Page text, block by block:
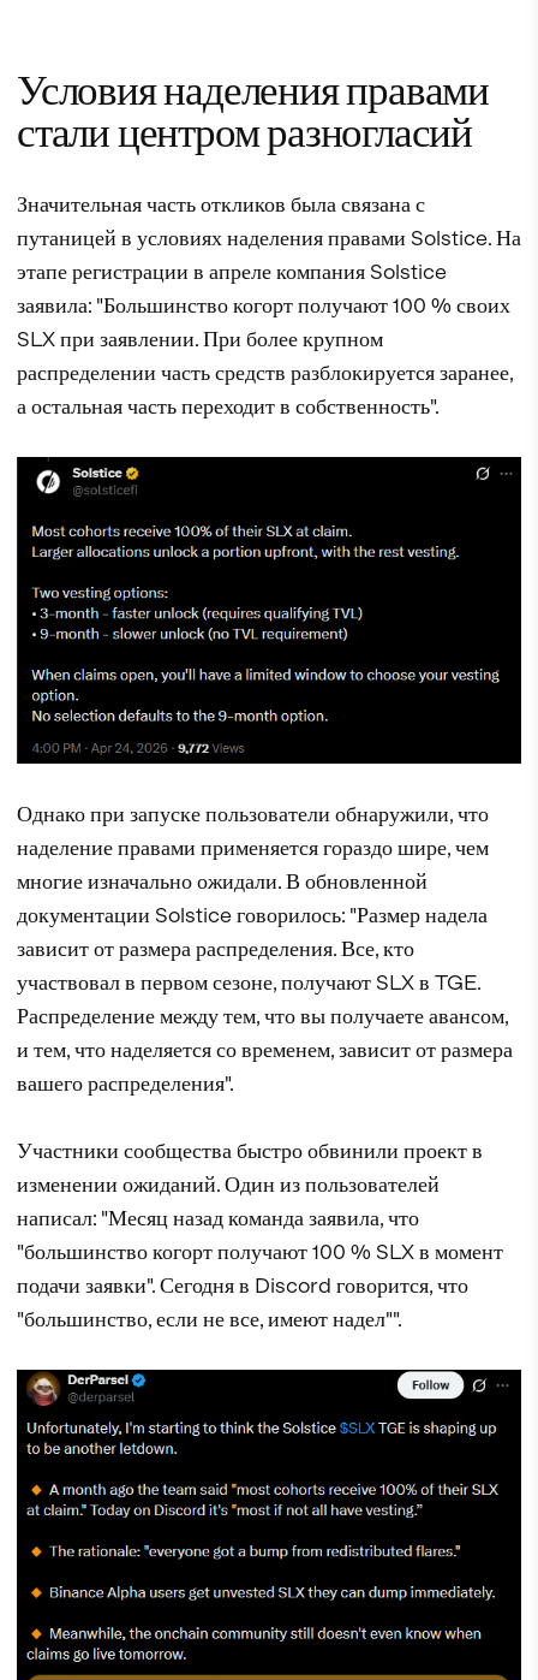
Условия наделения правами
стали центром разногласий
Значительная часть откликов была связана с
путаницей в условиях наделения правами Solstice. На
этапе регистрации в апреле компания Solstice
заявила: "Большинство когорт получают 100 % своих
SLX при заявлении. При более крупном
распределении часть средств разблокируется заранее,
а остальная часть переходит в собственность".
Однако при запуске пользователи обнаружили, что
наделение правами применяется гораздо шире, чем
многие изначально ожидали. В обновленной
документации Solstice говорилось: "Размер надела
зависит от размера распределения. Все, кто
участвовал в первом сезоне, получают SLX в TGE.
Распределение между тем, что вы получаете авансом,
и тем, что наделяется со временем, зависит от размера
вашего распределения".
Участники сообщества быстро обвинили проект в
изменении ожиданий. Один из пользователей
написал: "Месяц назад команда заявила, что
"большинство когорт получают 100 % SLX в момент
подачи заявки". Сегодня в Discord говорится, что
"большинство, если не все, имеют надел"".